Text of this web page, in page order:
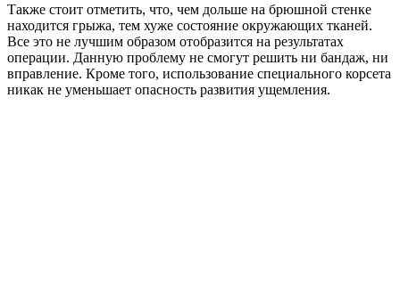
Также стоит отметить, что, чем дольше на брюшной стенке
находится грыжа, тем хуже состояние окружающих тканей.
Все это не лучшим образом отобразится на результатах
операции. Данную проблему не смогут решить ни бандаж, ни
вправление. Кроме того, использование специального корсета
никак не уменьшает опасность развития ущемления.